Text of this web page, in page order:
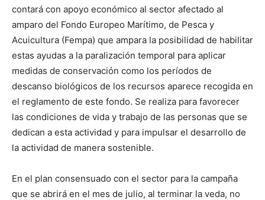
contará con apoyo económico al sector afectado al
amparo del Fondo Europeo Marítimo, de Pesca y
Acuicultura (Fempa) que ampara la posibilidad de habilitar
estas ayudas a la paralización temporal para aplicar
medidas de conservación como los períodos de
descanso biológicos de los recursos aparece recogida en
el reglamento de este fondo. Se realiza para favorecer
las condiciones de vida y trabajo de las personas que se
dedican a esta actividad y para impulsar el desarrollo de
la actividad de manera sostenible.
En el plan consensuado con el sector para la campaña
que se abrirá en el mes de julio, al terminar la veda, no